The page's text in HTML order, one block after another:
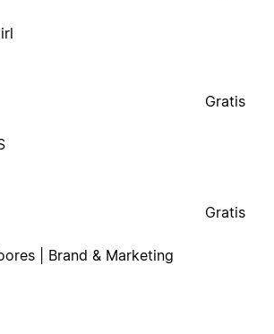
Gratis
| Brand & Marketing
Gratis